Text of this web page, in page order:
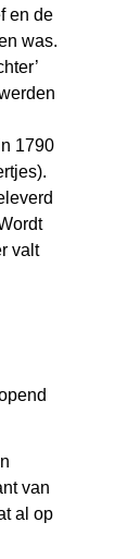
en de
was.
1790
valt
van
al op